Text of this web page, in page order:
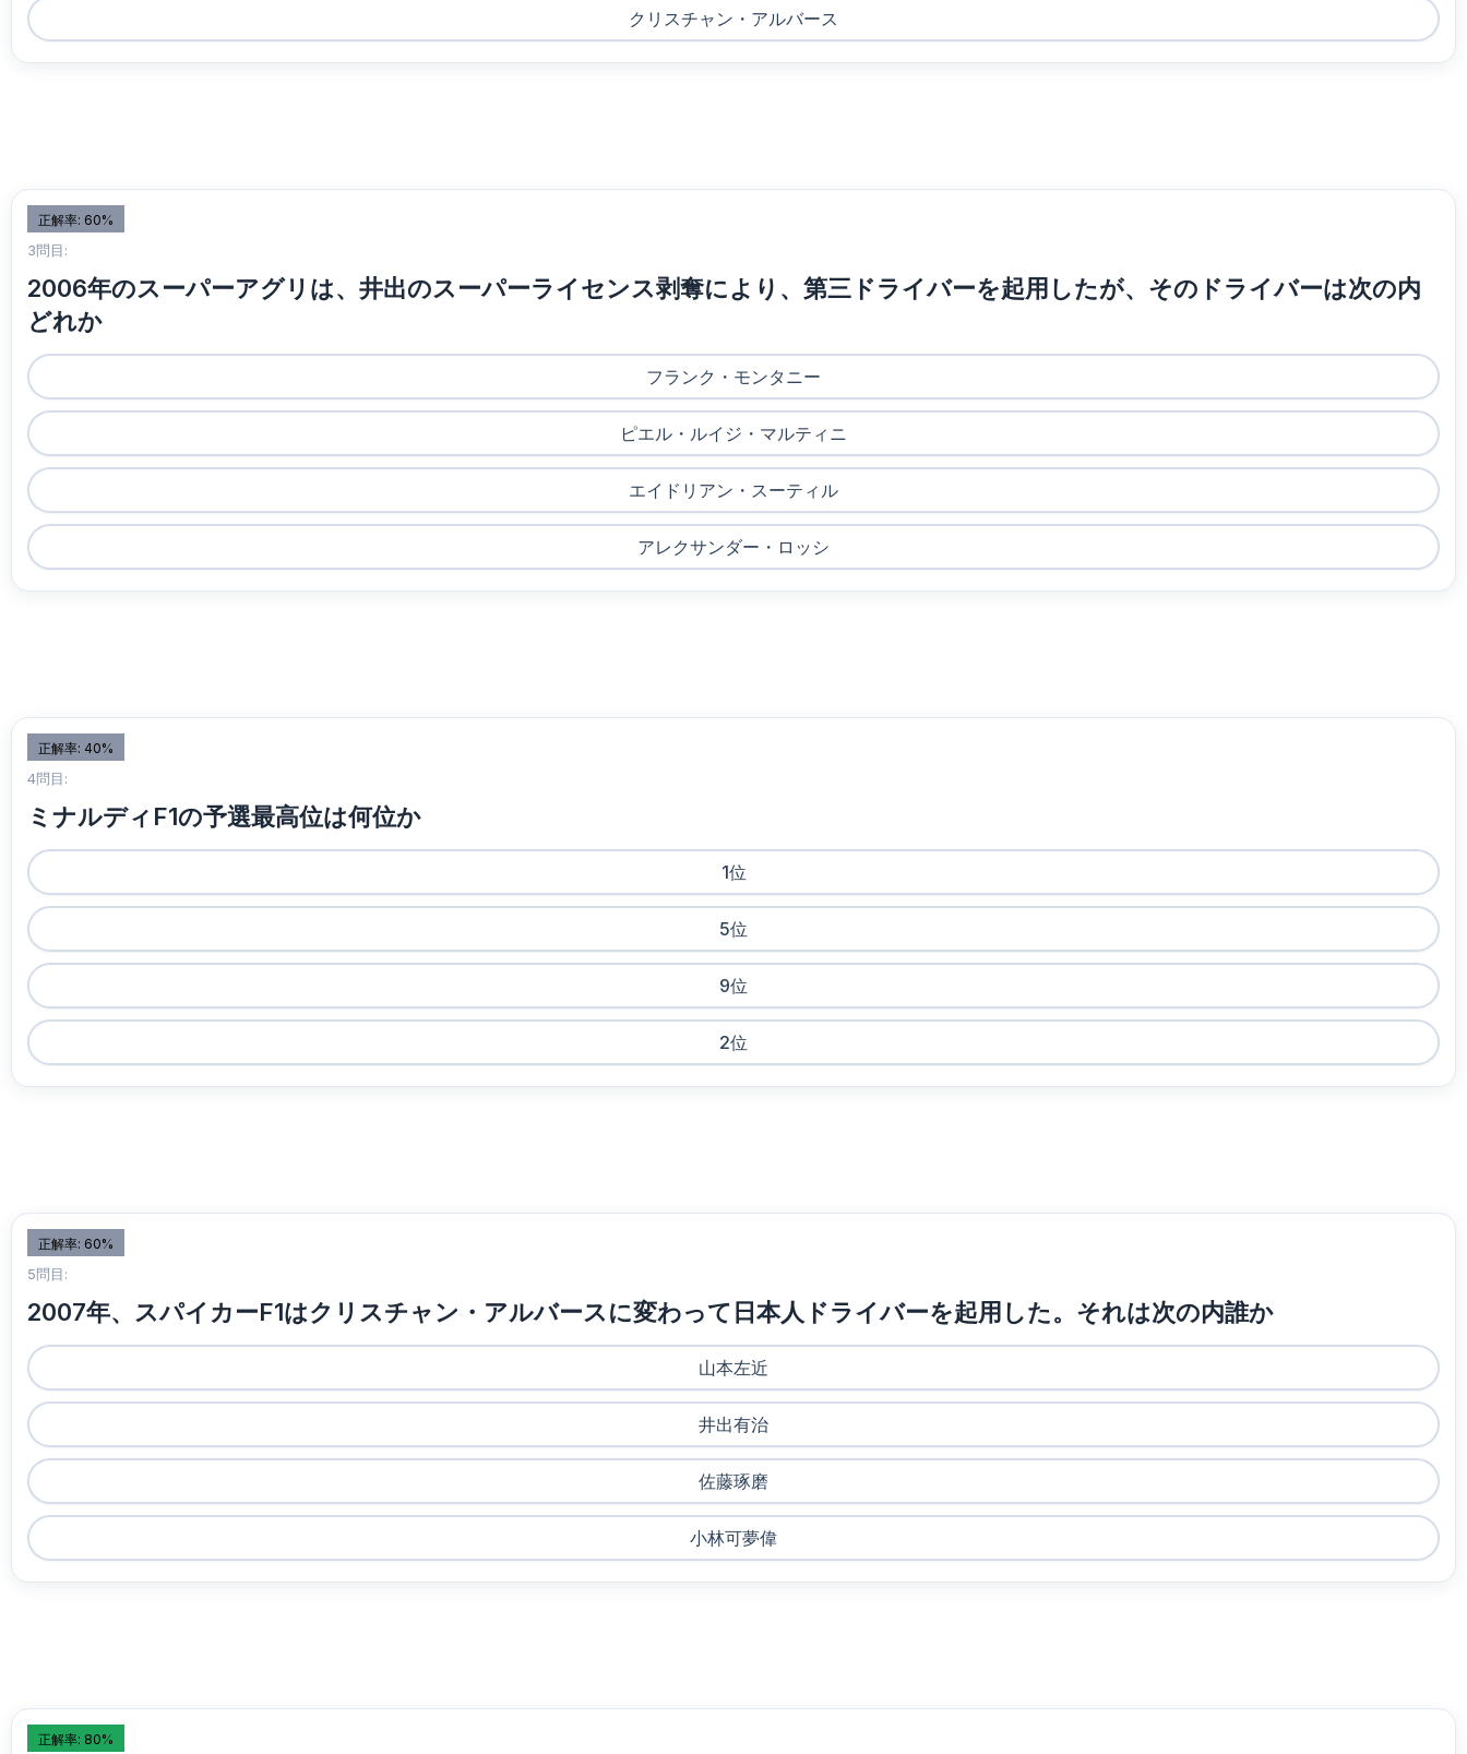
クリスチャン・アルバース
正解率: 60%
3問目:
2006年のスーパーアグリは、井出のスーパーライセンス剥奪により、第三ドライバーを起用したが、そのドライバーは次の内
どれか
フランク・モンタニー
ピエル・ルイジ・マルティニ
エイドリアン・スーティル
アレクサンダー・ロッシ
正解率: 40%
4問目:
ミナルディF1の予選最高位は何位か
1位
5位
9位
2位
正解率: 60%
5問目:
2007年、スパイカーF1はクリスチャン・アルバースに変わって日本人ドライバーを起用した。それは次の内誰か
山本左近
井出有治
佐藤琢磨
小林可夢偉
正解率: 80%